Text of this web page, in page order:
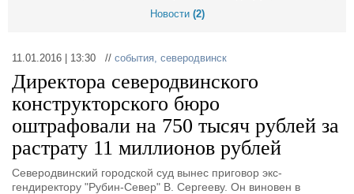
Личности
Словарь
Флот
Форум
Отзывы
Все службы
Новости (2)
11.01.2016 | 13:30 // события, северодвинск
Директора северодвинского
конструкторского бюро
оштрафовали на 750 тысяч рублей за
растрату 11 миллионов рублей
Северодвинский городской суд вынес приговор экс-
гендиректору "Рубин-Север" В. Сергееву. Он виновен в